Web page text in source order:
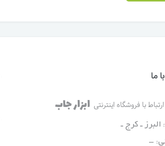
ما
با فروشگاه اینترنتی ابزار جاب
ـ کرج ـ
-